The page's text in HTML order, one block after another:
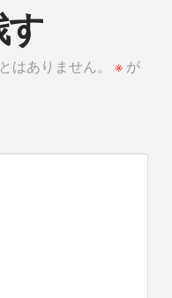
はありません。 ※が